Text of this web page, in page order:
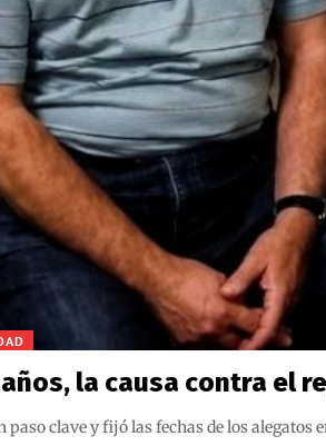
años, la causa contra el
clave y fijó las fechas de los